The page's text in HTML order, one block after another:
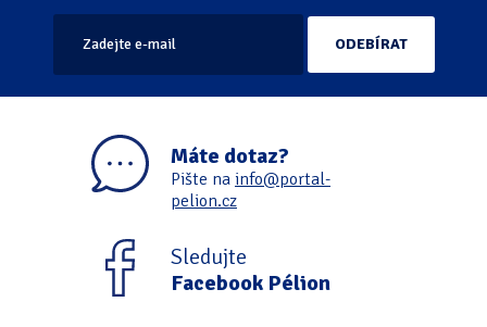
Software (503)
Asistivní software(428)
Tipy & triky (17) Máte dotaz?
Pište na info@portal-
pelion.cz
Sledujte
Facebook Pélion